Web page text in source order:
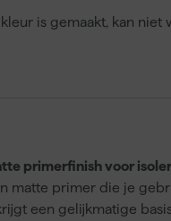
is gemaakt, kan
primerfinish voor
matte primer die je
een gelijkmatige